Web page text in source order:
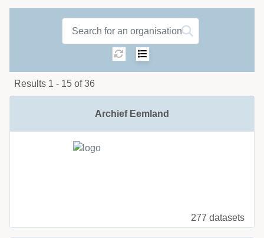
Organisations label
Sorting: Select number of
Results 1 - 15 of 36
Archief Eemland
277 datasets